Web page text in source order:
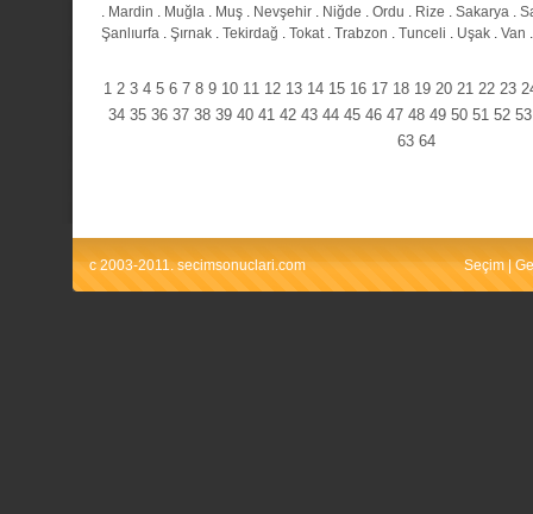
. Mardin . Muğla . Muş . Nevşehir . Niğde . Ordu . Rize . Sakarya .
Şanlıurfa . Şırnak . Tekirdağ . Tokat. Trabzon . Tunceli . Uşak . Van
1 2 3 4 5 6 7 8 9 10 11 12 13 14 15 16 17 18 19 20 21 22 23
34 35 36 37 38 39 40 41 42 43 44 45 46 47 48 49 50 51 52 53
63 64
c 2003-2011. secimsonuclari.com Seçim